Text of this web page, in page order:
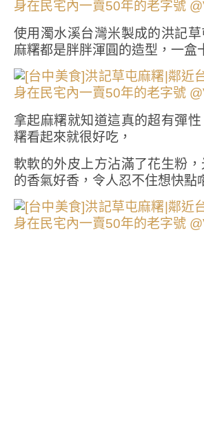
使用濁水溪台灣米製成的洪記
麻糬都是胖胖渾圓的造型，一盒
拿起麻糬就知道這真的超有彈
糬看起來就很好吃，
軟軟的外皮上方沾滿了花生粉
的香氣好香，令人忍不住想快點